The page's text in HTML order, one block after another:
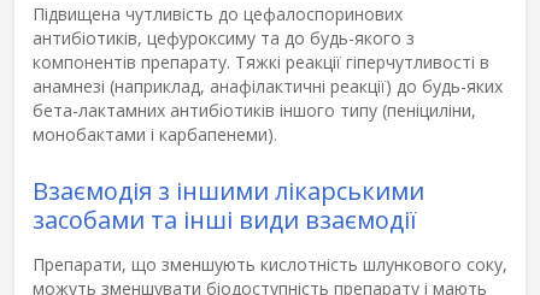
Підвищена чутливість до цефалоспоринових
антибіотиків, цефуроксиму та до будь-якого з
компонентів препарату. Тяжкі реакції гіперчутливості в
анамнезі (наприклад, анафілактичні реакції) до будь-яких
бета-лактамних антибіотиків іншого типу (пеніциліни,
монобактами і карбапенеми).
Взаємодія з іншими лікарськими
засобами та інші види взаємодії
Препарати, що зменшують кислотність шлункового соку,
можуть зменшувати біодоступність препарату і мають